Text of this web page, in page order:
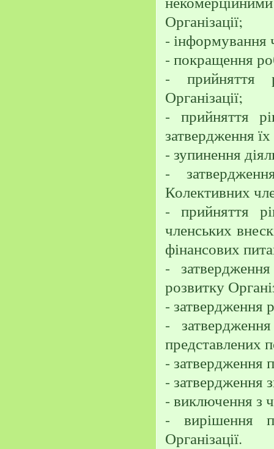
Організації;
- інформування
- покращення
- прийняття
Організації;
- прийняття
затвердження
- зупинення
-
Колективних
- прийняття
членських
фінансових
-
розвитку
- затвердження
-
представлених
- затвердження
- затвердження
- виключення з
- вирішення
Організації.